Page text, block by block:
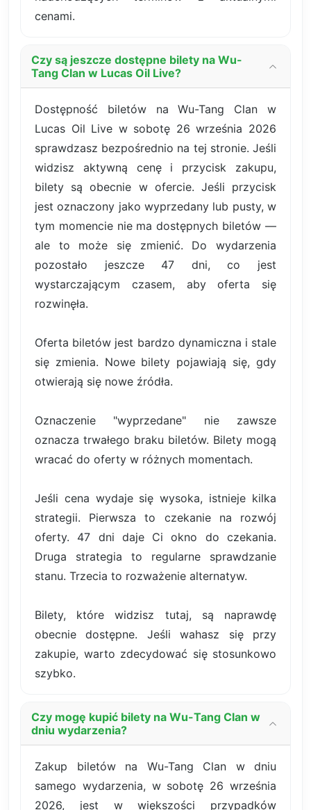
cenami.
Czy są jeszcze dostępne bilety na Wu-
Tang Clan w Lucas Oil Live?
Dostępność biletów na Wu-Tang Clan w
Lucas Oil Live w sobotę 26 września 2026
sprawdzasz bezpośrednio na tej stronie. Jeśli
widzisz aktywną cenę i przycisk zakupu,
bilety są obecnie w ofercie. Jeśli przycisk
jest oznaczony jako wyprzedany lub pusty, w
tym momencie nie ma dostępnych biletów —
ale to może się zmienić. Do wydarzenia
pozostało jeszcze 47 dni, co jest
wystarczającym czasem, aby oferta się
rozwinęła.
Oferta biletów jest bardzo dynamiczna i stale
się zmienia. Nowe bilety pojawiają się, gdy
otwierają się nowe źródła.
Oznaczenie "wyprzedane" nie zawsze
oznacza trwałego braku biletów. Bilety mogą
wracać do oferty w różnych momentach.
Jeśli cena wydaje się wysoka, istnieje kilka
strategii. Pierwsza to czekanie na rozwój
oferty. 47 dni daje Ci okno do czekania.
Druga strategia to regularne sprawdzanie
stanu. Trzecia to rozważenie alternatyw.
Bilety, które widzisz tutaj, są naprawdę
obecnie dostępne. Jeśli wahasz się przy
zakupie, warto zdecydować się stosunkowo
szybko.
Czy mogę kupić bilety na Wu-Tang Clan w
dniu wydarzenia?
Zakup biletów na Wu-Tang Clan w dniu
samego wydarzenia, w sobotę 26 września
2026, jest w większości przypadków